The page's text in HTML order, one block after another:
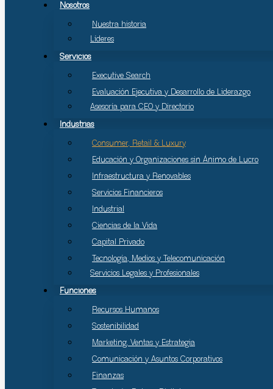
Nosotros
Nuestra historia
Líderes
Servicios
Executive Search
Evaluación Ejecutiva y Desarrollo de Liderazgo
Asesoría para CEO y Directorio
Industrias
Consumer, Retail & Luxury
Educación y Organizaciones sin Ánimo de Lucro
Infraestructura y Renovables
Servicios Financieros
Industrial
Ciencias de la Vida
Capital Privado
Tecnología, Medios y Telecomunicación
Servicios Legales y Profesionales
Funciones
Recursos Humanos
Sostenibilidad
Marketing, Ventas y Estrategia
Comunicación y Asuntos Corporativos
Finanzas